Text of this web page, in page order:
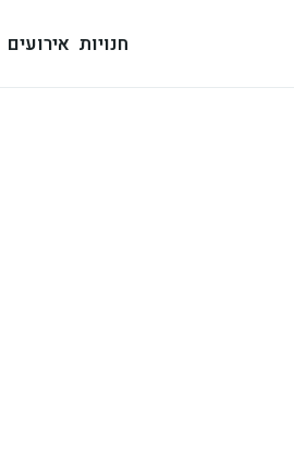
חנויות אירועים